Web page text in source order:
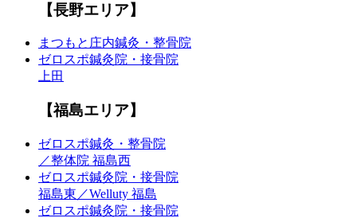
【長野エリア】
まつもと庄内鍼灸・整骨院
ゼロスポ鍼灸院・接骨院
上田
【福島エリア】
ゼロスポ鍼灸・整骨院
／整体院 福島西
ゼロスポ鍼灸院・接骨院
福島東／Welluty 福島
ゼロスポ鍼灸院・接骨院